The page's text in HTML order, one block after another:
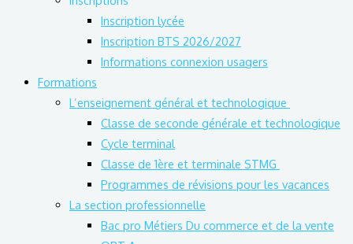
Inscription lycée
Inscription BTS 2026/2027
Informations connexion usagers
Formations
L’enseignement général et technologique
Classe de seconde générale et technologique
Cycle terminal
Classe de 1ère et terminale STMG
Programmes de révisions pour les vacances
La section professionnelle
Bac pro Métiers Du commerce et de la vente